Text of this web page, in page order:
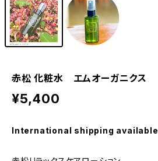
赤松 化粧水 エムオーガニクス
¥5,400
International shipping available